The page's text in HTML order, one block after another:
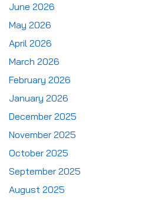
June 2026
May 2026
April 2026
March 2026
February 2026
January 2026
December 2025
November 2025
October 2025
September 2025
August 2025